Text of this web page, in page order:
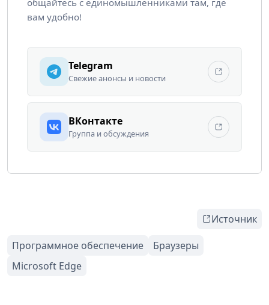
общайтесь с единомышленниками там, где
вам удобно!
Telegram
Свежие анонсы и новости
ВКонтакте
Группа и обсуждения
Источник